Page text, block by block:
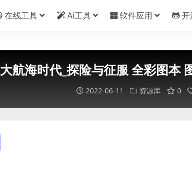
在线工具 Ai工具 软件应用 开
大航海时代_探险与征服 全彩图本
2022-06-11 资源库 0